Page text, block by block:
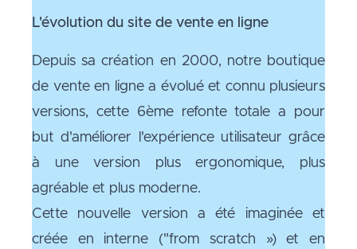
L'évolution du site de vente en ligne
Depuis sa création en 2000, notre boutique
de vente en ligne a évolué et connu plusieurs
versions, cette 6ème refonte totale a pour
but d'améliorer l'expérience utilisateur grâce
à une version plus ergonomique, plus
agréable et plus moderne.
Cette nouvelle version a été imaginée et
créée en interne ("from scratch ») et en